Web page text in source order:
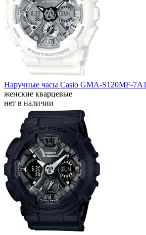
Наручные часы Casio GMA-S120MF-7A1
женские кварцевые
нет в наличии